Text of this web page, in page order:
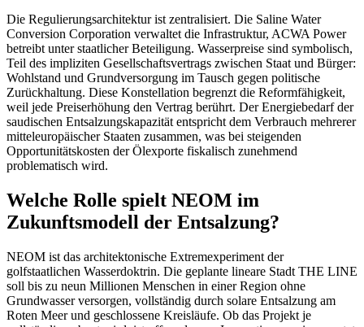
Die Regulierungsarchitektur ist zentralisiert. Die Saline Water
Conversion Corporation verwaltet die Infrastruktur, ACWA Power
betreibt unter staatlicher Beteiligung. Wasserpreise sind symbolisch,
Teil des impliziten Gesellschaftsvertrags zwischen Staat und Bürger:
Wohlstand und Grundversorgung im Tausch gegen politische
Zurückhaltung. Diese Konstellation begrenzt die Reformfähigkeit,
weil jede Preiserhöhung den Vertrag berührt. Der Energiebedarf der
saudischen Entsalzungskapazität entspricht dem Verbrauch mehrerer
mitteleuropäischer Staaten zusammen, was bei steigenden
Opportunitätskosten der Ölexporte fiskalisch zunehmend
problematisch wird.
Welche Rolle spielt NEOM im
Zukunftsmodell der Entsalzung?
NEOM ist das architektonische Extremexperiment der
golfstaatlichen Wasserdoktrin. Die geplante lineare Stadt THE LINE
soll bis zu neun Millionen Menschen in einer Region ohne
Grundwasser versorgen, vollständig durch solare Entsalzung am
Roten Meer und geschlossene Kreisläufe. Ob das Projekt je